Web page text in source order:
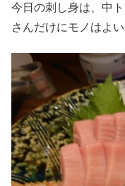
今日の刺し身は、中
さんだけにモノはよい